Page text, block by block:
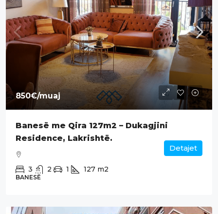
850€/muaj
Banesë me Qira 127m2 – Dukagjini
Residence, Lakrishtë.
3 2 1 127 m2
BANESË
Detajet